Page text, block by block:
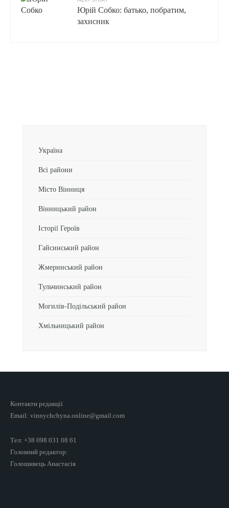
Юрій Собко: батько, побратим,
захисник
Україна
Всі райони
Місто Вінниця
Вінницький район
Історії Героїв
Гайсинський район
Жмеринський район
Тульчинський район
Могилів-Подільський район
Хмільницький район
Контакти редакції
Email: vinnychchyna.online@gmail.com
Тел: +38 098 031 08 61
Головний редактор:
Голошивець Анастасія